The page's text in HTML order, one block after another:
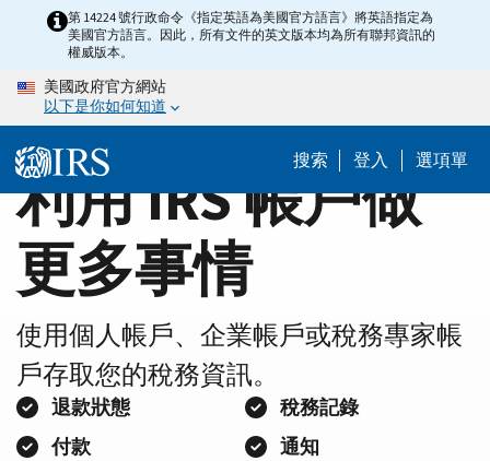
content
Home第 14224 號行政命令《指定英語為美國官方語言》將英語指定為
美國官方語言。因此，所有文件的英文版本均為所有聯邦資訊的
權威版本。
美國政府官方網站
以下是你如何知道
搜索 登入 選項單
利用 IRS 帳戶做
更多事情
使用個人帳戶、企業帳戶或稅務專家帳
戶存取您的稅務資訊。
退款狀態
稅務記錄
付款
通知